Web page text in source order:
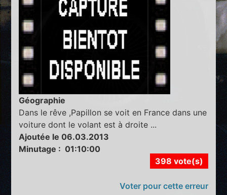
Géographie
Dans le rêve ,Papillon se voit en France dans une
voiture dont le volant est à droite ...
Ajoutée le 06.03.2013
Minutage : 01:10:00
398 vote(s)
Voter pour cette erreur